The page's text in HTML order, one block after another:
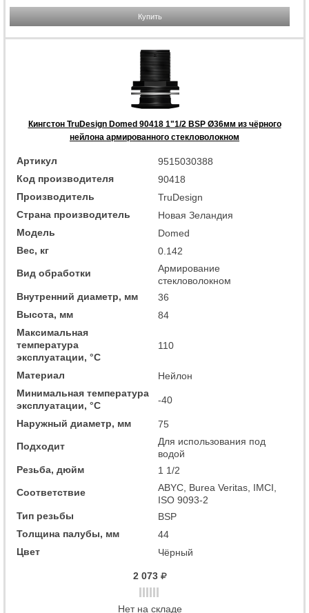
Купить
Кингстон TruDesign Domed 90418 1"1/2 BSP Ø36мм из чёрного
нейлона армированного стекловолокном
Артикул
9515030388
Код производителя
90418
Производитель
TruDesign
Страна производитель
Новая Зеландия
Модель
Domed
Вес, кг
0.142
Вид обработки
Армирование
стекловолокном
Внутренний диаметр, мм
36
Высота, мм
84
Максимальная
температура
эксплуатации, °C
110
Материал
Нейлон
Минимальная температура
эксплуатации, °C
-40
Наружный диаметр, мм
75
Подходит
Для использования под
водой
Резьба, дюйм
1 1/2
Соответствие
ABYC, Burea Veritas, IMCI,
ISO 9093-2
Тип резьбы
BSP
Толщина палубы, мм
44
Цвет
Чёрный
2 073
Нет на складе